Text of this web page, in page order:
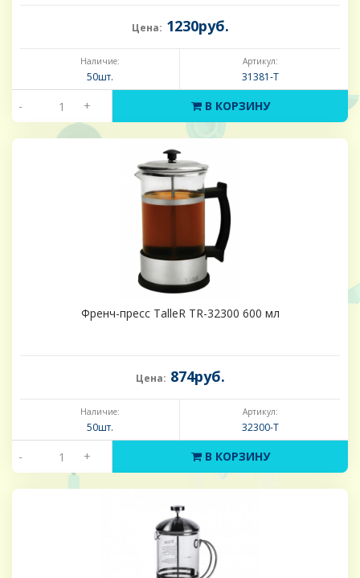
Цена: 1230руб.
Наличие:
50шт.
Артикул:
31381-Т
- + В КОРЗИНУ
Френч-пресс TalleR TR-32300 600 мл
Цена: 874руб.
Наличие:
50шт.
Артикул:
32300-Т
- + В КОРЗИНУ